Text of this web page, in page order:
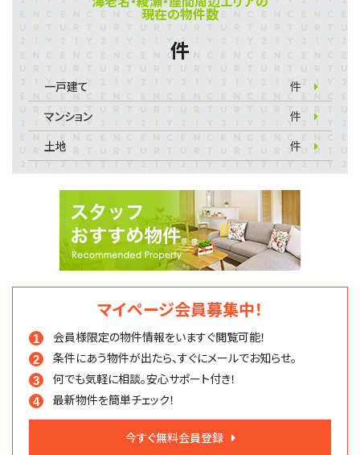
現在の物件数
件
一戸建て
件
マンション
件
土地
件
マイページ会員募集中！
会員様限定の物件情報をいますぐ閲覧可能！
条件にあう物件が出たら、すぐにメールでお知らせ。
何でも気軽に相談。安心サポート付き！
最新物件を簡単チェック！
今すぐ無料会員登録